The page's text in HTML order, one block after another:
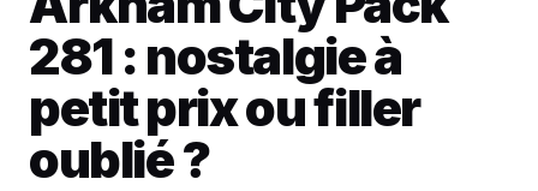
281 : nostalgie à
petit prix ou filler
oublié ?